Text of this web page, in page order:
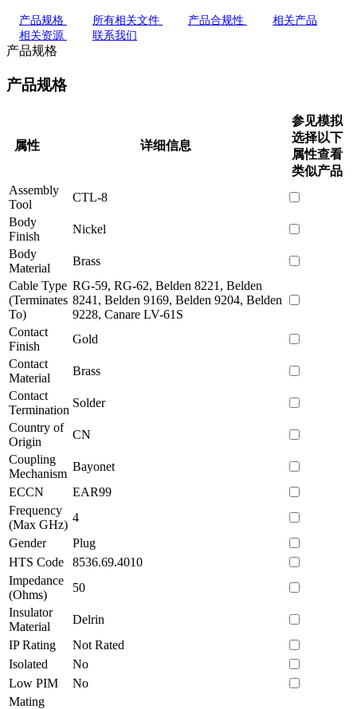
产品规格 所有相关文件 产品合规性
相关产品
相关资源
联系我们
产品规格
产品规格
属性 详细信息
参见模拟
选择以下
属性查看
类似产品
Assembly
Tool
CTL-8
Body
Finish
Nickel
Body
Material
Brass
Cable Type
(Terminates
To)
RG-59, RG-62, Belden 8221, Belden
8241, Belden 9169, Belden 9204, Belden
9228, Canare LV-61S
Contact
Finish
Gold
Contact
Material
Brass
Contact
Termination
Solder
Country of
Origin
CN
Coupling
Mechanism
Bayonet
ECCN
EAR99
Frequency
(Max GHz)
4
Gender
Plug
HTS Code
8536.69.4010
Impedance
(Ohms)
50
Insulator
Material
Delrin
IP Rating
Not Rated
Isolated
No
Low PIM
No
Mating